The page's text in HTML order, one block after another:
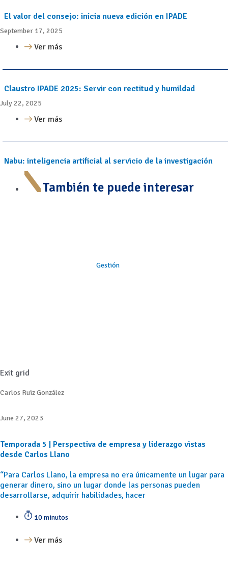
El valor del consejo: inicia nueva edición en IPADE
September 17, 2025
Ver más
Claustro IPADE 2025: Servir con rectitud y humildad
July 22, 2025
Ver más
Nabu: inteligencia artificial al servicio de la investigación
También te puede interesar
Gestión
Exit grid
Carlos Ruiz González
June 27, 2023
Temporada 5 | Perspectiva de empresa y liderazgo vistas
desde Carlos Llano
“Para Carlos Llano, la empresa no era únicamente un lugar para
generar dinero, sino un lugar donde las personas pueden
desarrollarse, adquirir habilidades, hacer
10 minutos
Ver más